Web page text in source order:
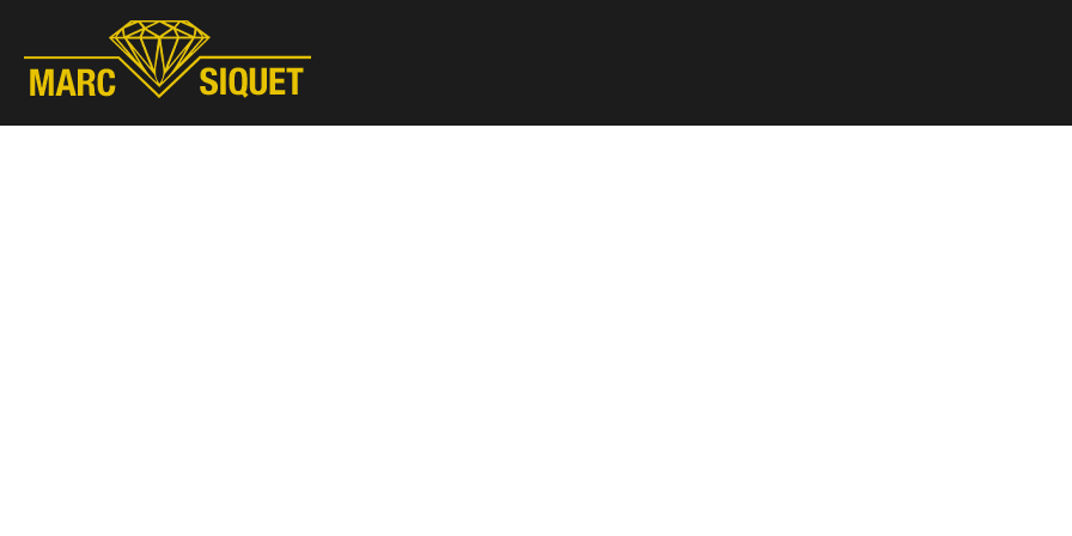
Marc Siquet - Goldschmied
Goldschmied - Juwelier * Orfèvre - Joaillier * Goudsmid